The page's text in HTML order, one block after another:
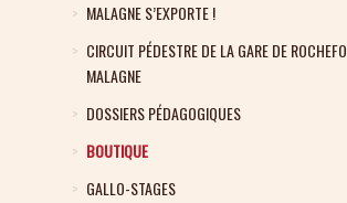
MALAGNE S’EXPORTE !
CIRCUIT PÉDESTRE DE LA GARE DE
MALAGNE
DOSSIERS PÉDAGOGIQUES
BOUTIQUE
GALLO-STAGES